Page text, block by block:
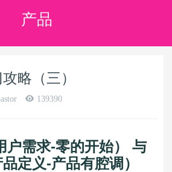
产品
略（三）
139390
户需求-零的开始） 与
定义-产品有腔调）